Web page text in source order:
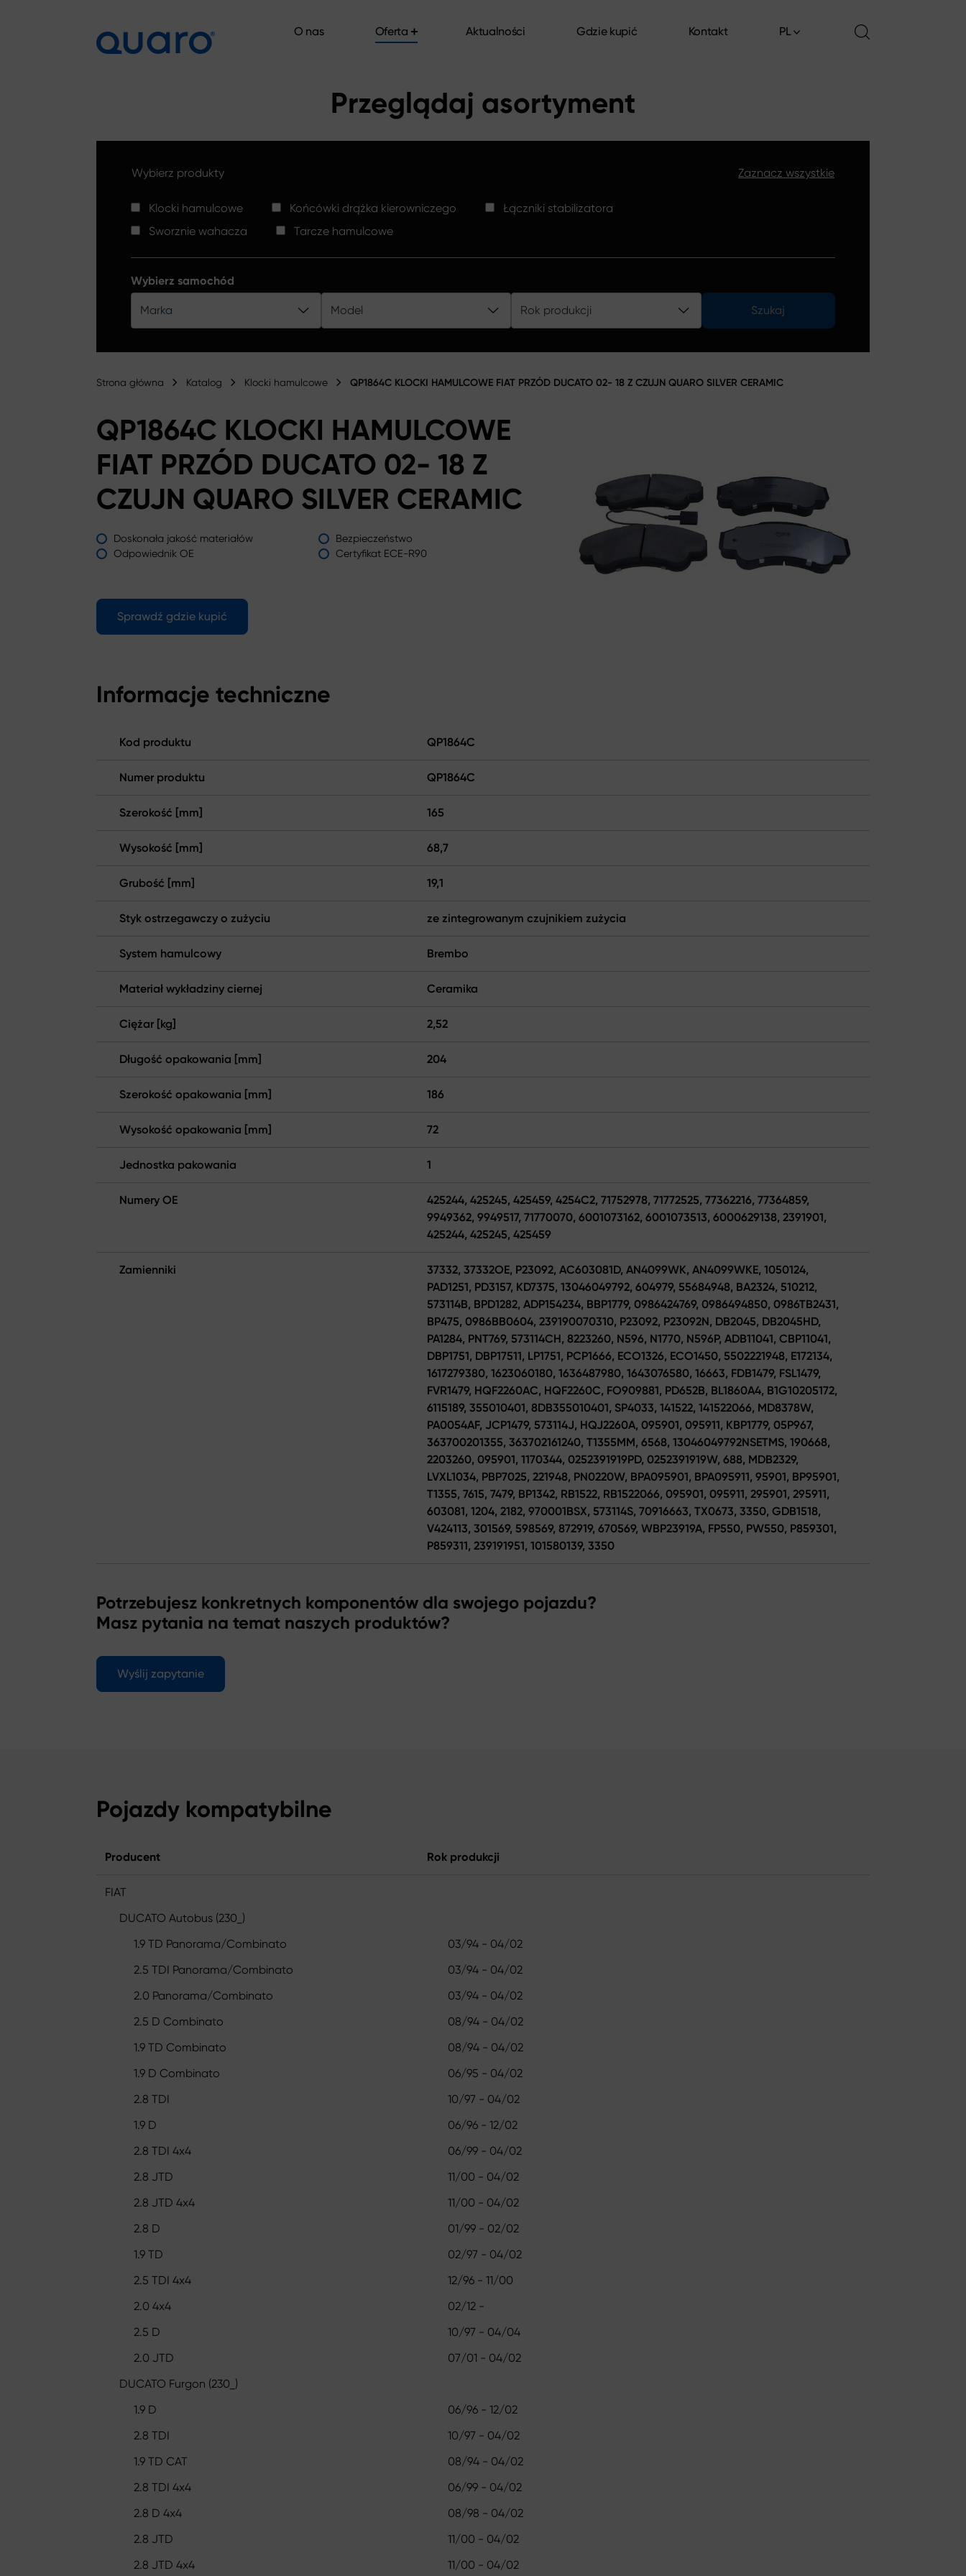
O nas
Oferta
Aktualności
Gdzie kupić
Kontakt
PL
Przeglądaj asortyment
Wybierz produkty Zaznacz wszystkie
Klocki hamulcowe Końcówki drążka kierowniczego
Łączniki stabilizatora
Sworznie wahacza
Tarcze hamulcowe
Wybierz samochód
Marka Model Rok produkcji Szukaj
Strona główna Katalog Klocki hamulcowe QP1864C KLOCKI HAMULCOWE FIAT PRZÓD DUCATO 02- 18 Z CZUJN QUARO SILVER CERAMIC
QP1864C KLOCKI HAMULCOWE
FIAT PRZÓD DUCATO 02- 18 Z
CZUJN QUARO SILVER CERAMIC
Doskonała jakość materiałów
Bezpieczeństwo
Odpowiednik OE
Certyfikat ECE-R90
Sprawdź gdzie kupić
Informacje techniczne
Kod produktu QP1864C
Numer produktu QP1864C
Szerokość [mm] 165
Wysokość [mm] 68,7
Grubość [mm] 19,1
Styk ostrzegawczy o zużyciu ze zintegrowanym czujnikiem zużycia
System hamulcowy Brembo
Materiał wykładziny ciernej Ceramika
Ciężar [kg] 2,52
Długość opakowania [mm] 204
Szerokość opakowania [mm] 186
Wysokość opakowania [mm] 72
Jednostka pakowania 1
Numery OE
425244, 425245, 425459, 4254C2, 71752978, 71772525, 77362216, 77364859,
9949362, 9949517, 71770070, 6001073162, 6001073513, 6000629138, 2391901,
425244, 425245, 425459
Zamienniki
37332, 37332OE, P23092, AC603081D, AN4099WK, AN4099WKE, 1050124,
PAD1251, PD3157, KD7375, 13046049792, 604979, 55684948, BA2324, 510212,
573114B, BPD1282, ADP154234, BBP1779, 0986424769, 0986494850, 0986TB2431,
BP475, 0986BB0604, 239190070310, P23092, P23092N, DB2045, DB2045HD,
PA1284, PNT769, 573114CH, 8223260, N596, N1770, N596P, ADB11041, CBP11041,
DBP1751, DBP17511, LP1751, PCP1666, ECO1326, ECO1450, 5502221948, E172134,
1617279380, 1623060180, 1636487980, 1643076580, 16663, FDB1479, FSL1479,
FVR1479, HQF2260AC, HQF2260C, FO909881, PD652B, BL1860A4, B1G10205172,
6115189, 355010401, 8DB355010401, SP4033, 141522, 141522066, MD8378W,
PA0054AF, JCP1479, 573114J, HQJ2260A, 095901, 095911, KBP1779, 05P967,
363700201355, 363702161240, T1355MM, 6568, 13046049792NSETMS, 190668,
2203260, 095901, 1170344, 0252391919PD, 0252391919W, 688, MDB2329,
LVXL1034, PBP7025, 221948, PN0220W, BPA095901, BPA095911, 95901, BP95901,
T1355, 7615, 7479, BP1342, RB1522, RB1522066, 095901, 095911, 295901, 295911,
603081, 1204, 2182, 970001BSX, 573114S, 70916663, TX0673, 3350, GDB1518,
V424113, 301569, 598569, 872919, 670569, WBP23919A, FP550, PW550, P859301,
P859311, 239191951, 101580139, 3350
Potrzebujesz konkretnych komponentów dla swojego pojazdu?
Masz pytania na temat naszych produktów?
Wyślij zapytanie
Pojazdy kompatybilne
Producent Rok produkcji
FIAT
DUCATO Autobus (230_)
1.9 TD Panorama/Combinato
03/94 - 04/02
2.5 TDI Panorama/Combinato
03/94 - 04/02
2.0 Panorama/Combinato
03/94 - 04/02
2.5 D Combinato
08/94 - 04/02
1.9 TD Combinato
08/94 - 04/02
1.9 D Combinato
06/95 - 04/02
2.8 TDI
10/97 - 04/02
1.9 D
06/96 - 12/02
2.8 TDI 4x4
06/99 - 04/02
2.8 JTD
11/00 - 04/02
2.8 JTD 4x4
11/00 - 04/02
2.8 D
01/99 - 02/02
1.9 TD
02/97 - 04/02
2.5 TDI 4x4
12/96 - 11/00
2.0 4x4
02/12 -
2.5 D
10/97 - 04/04
2.0 JTD
07/01 - 04/02
DUCATO Furgon (230_)
1.9 D
06/96 - 12/02
2.8 TDI
10/97 - 04/02
1.9 TD CAT
08/94 - 04/02
2.8 TDI 4x4
06/99 - 04/02
2.8 D 4x4
08/98 - 04/02
2.8 JTD
11/00 - 04/02
2.8 JTD 4x4
11/00 - 04/02